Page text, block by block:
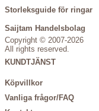
Storleksguide för ringar
Saijtam Handelsbolag
Copyright © 2007-2026
All rights reserved.
KUNDTJÄNST
Köpvillkor
Vanliga frågor/FAQ